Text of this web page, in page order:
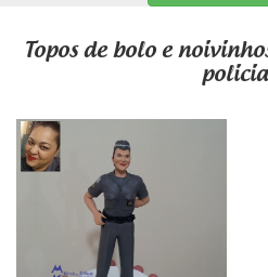
Topos de bolo e